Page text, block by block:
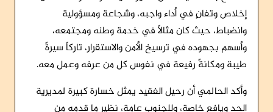
إخلاص وتفانٍ في أداء واجبه، وشجاعة ومسؤولية
وانضباط، حيث كان مثالاً في خدمة وطنه ومجتمعه،
وأسهم بجهوده في ترسيخ الأمن والاستقرار، تاركاً سيرةً
طيبة ومكانةً رفيعة في نفوس كل من عرفه وعمل معه.
وأكد الحالمي أن رحيل الفقيد يمثل خسارة كبيرة لمديرية